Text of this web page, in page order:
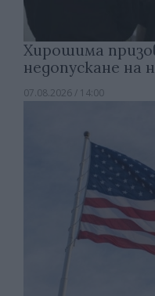
Хирошима
недопускане на
07.08.2026 / 14:00